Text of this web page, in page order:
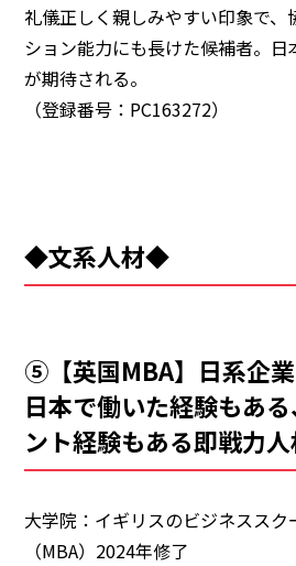
礼儀正しく親しみやすい印象で、
ション能力にも長けた候補者。
が期待される。
（登録番号：PC163272）
◆文系人材◆
⑤【英国MBA】日系企業
日本で働いた経験もあ
ント経験もある即戦力人
大学院：イギリスのビジネススク
（MBA）2024年修了